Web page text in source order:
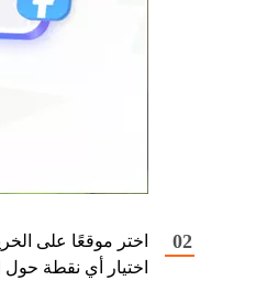
اختر موقعًا على
اختيار أي نقطة حول